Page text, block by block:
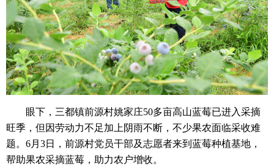
眼下，三都镇前源村姚家庄50多亩高山蓝莓已进入采摘
旺季，但因劳动力不足加上阴雨不断，不少果农面临采收难
题。6月3日，前源村党员干部及志愿者来到蓝莓种植基地，
帮助果农采摘蓝莓，助力农户增收。